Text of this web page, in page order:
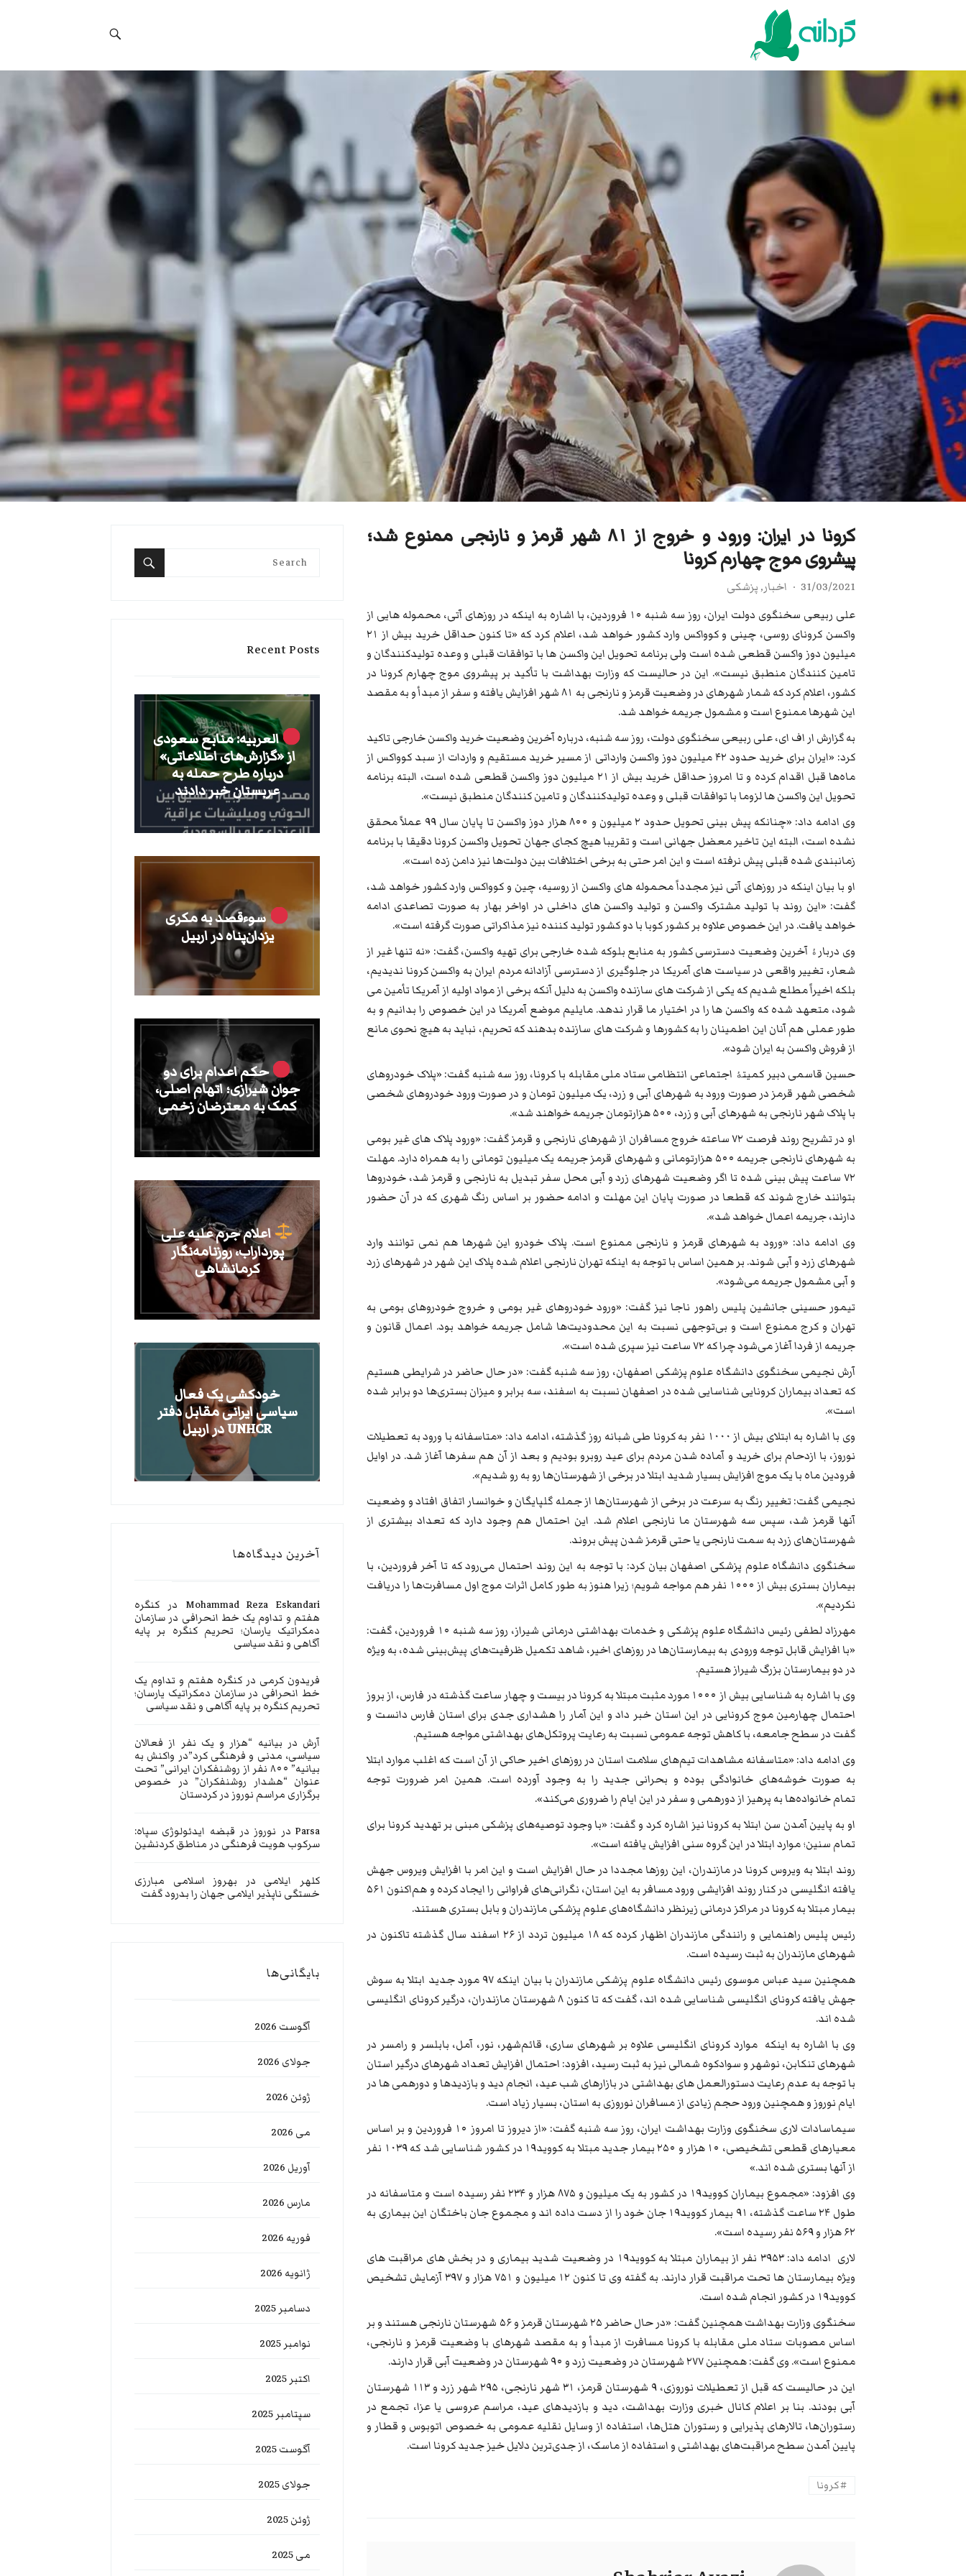
کرونا در ایران: ورود و خروج از ۸۱ شهر قرمز و نارنجی ممنوع شد؛
پیشروی موج چهارم کرونا
31/03/2021 اخبار, پزشکی
علی ربیعی سخنگوی دولت ایران، روز سه شنبه ١۰ فروردین، با اشاره به اینکه در روزهای آتی، محموله هایی از
واکسن کرونای روسی، چینی و کوواکس وارد کشور خواهد شد، اعلام کرد که «تا کنون حداقل خرید بیش از ۲۱
میلیون دوز واکسن قطعی شده است ولی برنامه تحویل این واکسن ها با توافقات قبلی و وعده تولیدکنندگان و
تامین کنندگان منطبق نیست». این در حالیست که وزارت بهداشت با تأکید بر پیشروی موج چهارم کرونا در
کشور، اعلام کرد که شمار شهرهای در وضعیت قرمز و نارنجی به ۸۱ شهر افزایش یافته و سفر از مبدأ و به مقصد
این شهرها ممنوع است و مشمول جریمه خواهد شد.
به گزارش ار اف ای، علی ربیعی سخنگوی دولت، روز سه شنبه، درباره آخرین وضعیت خرید واکسن خارجی تاکید
کرد: «ایران برای خرید حدود ۴۲ میلیون دوز واکسن وارداتی از مسیر خرید مستقیم و واردات از سبد کوواکس از
ماه‌ها قبل اقدام کرده و تا امروز حداقل خرید بیش از ۲۱ میلیون دوز واکسن قطعی شده است، البته برنامه
تحویل این واکسن ها لزوما با توافقات قبلی و وعده تولیدکنندگان و تامین کنندگان منطبق نیست».
وی ادامه داد: «چنانکه پیش بینی تحویل حدود ۲ میلیون و ۸۰۰ هزار دوز واکسن تا پایان سال ۹۹ عملاً محقق
نشده است، البته این تاخیر معضل جهانی است و تقریبا هیچ کجای جهان تحویل واکسن کرونا دقیقا با برنامه
زمانبندی شده قبلی پیش نرفته است و این امر حتی به برخی اختلافات بین دولت‌ها نیز دامن زده است».
او با بیان اینکه در روزهای آتی نیز مجدداً محموله های واکسن از روسیه، چین و کوواکس وارد کشور خواهد شد،
گفت: «این روند با تولید مشترک واکسن و تولید واکسن های داخلی در اواخر بهار به صورت تصاعدی ادامه
خواهد یافت. در این خصوص علاوه بر کشور کوبا با دو کشور تولید کننده نیز مذاکراتی صورت گرفته است».
وی دربارۀ آخرین وضعیت دسترسی کشور به منابع بلوکه شده خارجی برای تهیه واکسن، گفت: «نه تنها غیر از
شعار، تغییر واقعی در سیاست های آمریکا در جلوگیری از دسترسی آزادانه مردم ایران به واکسن کرونا ندیدیم،
بلکه اخیراً مطلع شدیم که یکی از شرکت های سازنده واکسن به دلیل آنکه برخی از مواد اولیه از آمریکا تأمین می
شود، متعهد شده که واکسن ها را در اختیار ما قرار ندهد. مایلیم موضع آمریکا در این خصوص را بدانیم و به
طور عملی هم آنان این اطمینان را به کشورها و شرکت های سازنده بدهند که تحریم، نباید به هیچ نحوی مانع
از فروش واکسن به ایران شود».
حسین قاسمی دبیر کمیتۀ اجتماعی انتظامی ستاد ملی مقابله با کرونا، روز سه شنبه گفت: «پلاک خودروهای
شخصی شهر قرمز در صورت ورود به شهرهای آبی و زرد، یک میلیون تومان و در صورت ورود خودروهای شخصی
با پلاک شهر نارنجی به شهرهای آبی و زرد، ۵۰۰ هزارتومان جریمه خواهند شد».
او در تشریح روند فرصت ٧۲ ساعته خروج مسافران از شهرهای نارنجی و قرمز گفت: «ورود پلاک های غیر بومی
به شهرهای نارنجی جریمه ۵۰۰ هزارتومانی و شهرهای قرمز جریمه یک میلیون تومانی را به همراه دارد. مهلت
۷۲ ساعت پیش بینی شده تا اگر وضعیت شهرهای زرد و آبی محل سفر تبدیل به نارنجی و قرمز شد، خودروها
بتوانند خارج شوند که قطعا در صورت پایان این مهلت و ادامه حضور بر اساس رنگ شهری که در آن حضور
دارند، جریمه اعمال خواهد شد».
وی ادامه داد: «ورود به شهرهای قرمز و نارنجی ممنوع است. پلاک خودرو این شهرها هم نمی توانند وارد
شهرهای زرد و آبی شوند. بر همین اساس با توجه به اینکه تهران نارنجی اعلام شده پلاک این شهر در شهرهای زرد
و آبی مشمول جریمه می‌شود».
‌تیمور حسینی جانشین پلیس راهور ناجا نیز گفت: «ورود خودروهای غیر بومی و خروج خودروهای بومی به
تهران و کرج ممنوع است و بی‌توجهی نسبت به این محدودیت‌ها شامل جریمه خواهد بود. اعمال قانون و
جریمه از فردا آغاز می‌شود چرا که ۷۲ ساعت نیز سپری شده است».
آرش نجیمی سخنگوی دانشگاه علوم پزشکی اصفهان، روز سه شنبه گفت: «در حال حاضر در شرایطی هستیم
که تعداد بیماران کرونایی شناسایی شده در اصفهان نسبت به اسفند، سه برابر و میزان بستری‌ها دو برابر شده
است».
وی با اشاره به ابتلای بیش از ۱٠٠٠ نفر به کرونا طی شبانه روز گذشته، ادامه داد: «متاسفانه با ورود به تعطیلات
نوروز، با ازدحام برای خرید و آماده شدن مردم برای عید روبرو بودیم و بعد از آن هم سفر‌ها آغاز شد. در اوایل
فرودین ماه با یک موج افزایش بسیار شدید ابتلا در برخی از شهرستان‌ها رو به رو شدیم».
نجیمی گفت: تغییر رنگ به سرعت در برخی از شهرستان‌ها از جمله گلپایگان و خوانسار اتفاق افتاد و وضعیت
آنها قرمز شد، سپس سه شهرستان ما نارنجی اعلام شد. این احتمال هم وجود دارد که تعداد بیشتری از
شهرستان‌های زرد به سمت نارنجی یا حتی قرمز شدن پیش بروند.
سخنگوی دانشگاه علوم پزشکی اصفهان بیان کرد: با توجه به این روند احتمال می‌رود که تا آخر فروردین، با
بیماران بستری بیش از ۱۰۰۰ نفر هم مواجه شویم؛ زیرا هنوز به طور کامل اثرات موج اول مسافرت‌ها را دریافت
نکردیم».
مهرزاد لطفی رئیس دانشگاه علوم پزشکی و خدمات بهداشتی درمانی شیراز، روز سه شنبه ۱۰ فروردین، گفت:
«با افزایش قابل توجه ورودی به بیمارستان‌ها در روزهای اخیر، شاهد تکمیل ظرفیت‌های پیش‌بینی شده، به ویژه
در دو بیمارستان بزرگ شیراز هستیم.
وی با اشاره به شناسایی بیش از ۱۰۰۰ مورد مثبت مبتلا به کرونا در بیست و چهار ساعت گذشته در فارس، از بروز
احتمال چهارمین موج کرونایی در این استان خبر داد و این آمار را هشداری جدی برای استان فارس دانست و
گفت در سطح جامعه، با کاهش توجه عمومی نسبت به رعایت پروتکل‌های بهداشتی مواجه هستیم.
وی ادامه داد: «متاسفانه مشاهدات تیم‌های سلامت استان در روزهای اخیر حاکی از آن است که اغلب موارد ابتلا
به صورت خوشه‌های خانوادگی بوده و بحرانی جدید را به وجود آورده است. همین امر ضرورت توجه
تمام خانواده‌ها به پرهیز از دورهمی و سفر در این ایام را ضروری می‌کند».
او به پایین آمدن سن ابتلا به کرونا نیز اشاره کرد و گفت: «با وجود توصیه‌های پزشکی مبنی بر تهدید کرونا برای
تمام سنین؛ موارد ابتلا در این گروه سنی افزایش یافته است».
روند ابتلا به ویروس کرونا در مازندران، این روزها مجددا در حال افزایش است و این امر با افزایش ویروس جهش
یافته انگلیسی در کنار روند افزایشی ورود مسافر به این استان، نگرانی‌های فراوانی را ایجاد کرده و هم‌اکنون ۵۶۱
بیمار مبتلا به کرونا در مراکز درمانی زیرنظر دانشگاه‌های علوم پزشکی مازندران و بابل بستری هستند.
رئیس پلیس راهنمایی و رانندگی مازندران اظهار کرده که ۱۸ میلیون تردد از ۲۶ اسفند سال گذشته تاکنون در
شهرهای مازندران به ثبت رسیده است.
همچنین سید عباس موسوی رئیس دانشگاه علوم پزشکی مازندران با بیان اینکه ۹۷ مورد جدید ابتلا به سوش
جهش یافته کرونای انگلیسی شناسایی شده اند، گفت که تا کنون ۸ شهرستان مازندران، درگیر کرونای انگلیسی
شده اند.
وی با اشاره به اینکه موارد کرونای انگلیسی علاوه بر شهرهای ساری، قائم‌شهر، نور، آمل، بابلسر و رامسر در
شهرهای تنکابن، نوشهر و سوادکوه شمالی نیز به ثبت رسید، افزود: احتمال افزایش تعداد شهرهای درگیر استان
با توجه به عدم رعایت دستورالعمل های بهداشتی در بازارهای شب عید، انجام دید و بازدیدها و دورهمی ها در
ایام نوروز و همچنین ورود حجم زیادی از مسافران نوروزی به استان، بسیار زیاد است.
سیماسادات لاری سخنگوی وزارت بهداشت ایران، روز سه شنبه گفت: «از دیروز تا امروز ۱۰ فروردین و بر اساس
معیارهای قطعی تشخیصی، ۱۰ هزار و ۲۵۰ بیمار جدید مبتلا به کووید۱۹ در کشور شناسایی شد که ١٠۳۹ نفر
از آنها بستری شده اند.»
وی افزود: «مجموع بیماران کووید۱۹ در کشور به یک میلیون و ۸۷۵ هزار و ۲۳۴ نفر رسیده است و متاسفانه در
طول ۲۴ ساعت گذشته، ۹۱ بیمار کووید۱۹ جان خود را از دست داده اند و مجموع جان باختگان این بیماری به
۶۲ هزار و ۵۶۹ نفر رسیده است».
لاری ادامه داد: ٣۹۵۳ نفر از بیماران مبتلا به کووید۱۹ در وضعیت شدید بیماری و در بخش های مراقبت های
ویژه بیمارستان ها تحت مراقبت قرار دارند. به گفته وی تا کنون ۱۲ میلیون و ۷۵۱ هزار و ۳۹۷ آزمایش تشخیص
کووید۱۹ در کشور انجام شده است.
سخنگوی وزارت بهداشت همچنین گفت: «در حال حاضر ۲۵ شهرستان قرمز و ۵۶ شهرستان نارنجی هستند و بر
اساس مصوبات ستاد ملی مقابله با کرونا مسافرت از مبدأ و به مقصد شهرهای با وضعیت قرمز و نارنجی،
ممنوع است». وی گفت: همچنین ۲۷۷ شهرستان در وضعیت زرد و ۹۰ شهرستان در وضعیت آبی قرار دارند.
این در حالیست که قبل از تعطیلات نوروزی، ۹ شهرستان قرمز، ۳۱ شهر نارنجی، ۲۹۵ شهر زرد و ۱۱۳ شهرستان
آبی بودند. بنا بر اعلام کانال خبری وزارت بهداشت، دید و بازدیدهای عید، مراسم عروسی یا عزا، تجمع در
رستوران‌ها، تالارهای پذیرایی و رستوران هتل‌ها، استفاده از وسایل نقلیه عمومی به خصوص اتوبوس و قطار و
پایین آمدن سطح مراقبت‌های بهداشتی و استفاده از ماسک، از جدی‌ترین دلایل خیز جدید کرونا است.
کرونا
Search
Recent Posts
العربیه: منابع سعودی
از «گزارش‌های اطلاعاتی»
درباره طرح حمله به
عربستان خبر دادند
سوءقصد به مکری
یزدان‌پناه در اربیل
حکم اعدام برای دو
جوان شیرازی؛ اتهام اصلی،
کمک به معترضان زخمی
اعلام جرم علیه علی
پورداراب، روزنامه‌نگار
کرمانشاهی
خودکشی یک فعال
سیاسی ایرانی مقابل دفتر
UNHCR در اربیل
آخرین دیدگاه‌ها
Mohammad Reza Eskandari در کنگره
هفتم و تداوم یک خط انحرافی در سازمان
دمکراتیک یارسان؛ تحریم کنگره بر پایه
آگاهی و نقد سیاسی
فریدون کرمی در کنگره هفتم و تداوم یک
خط انحرافی در سازمان دمکراتیک یارسان؛
تحریم کنگره بر پایه آگاهی و نقد سیاسی
آرش در بیانیه “هزار و یک نفر از فعالان
سیاسی، مدنی و فرهنگی کرد”در واکنش به
بیانیه” ۸۰۰ نفر از روشنفکران ایرانی” تحت
عنوان “هشدار روشنفکران” در خصوص
برگزاری مراسم نوروز در کردستان
Parsaدر نوروز در قبضه ایدئولوژی سپاه:
سرکوب هویت فرهنگی در مناطق کردنشین
کلهر ایلامی در بهروز اسلامی مبارزی
خستگی ناپذیر ایلامی جهان را بدرود گفت
بایگانی‌ها
آگوست 2026
جولای 2026
ژوئن 2026
می 2026
آوریل 2026
مارس 2026
فوریه 2026
ژانویه 2026
دسامبر 2025
نوامبر 2025
اکتبر 2025
سپتامبر 2025
آگوست 2025
جولای 2025
ژوئن 2025
می 2025